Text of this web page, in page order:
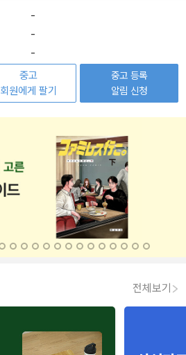
-
-
-
중고
회원에게 팔기
중고 등록
알림 신청
전체보기